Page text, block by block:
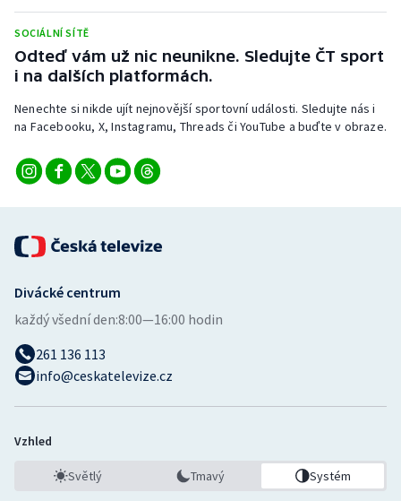
SOCIÁLNÍ SÍTĚ
Odteď vám už nic neunikne. Sledujte ČT sport
i na dalších platformách.
Nenechte si nikde ujít nejnovější sportovní události. Sledujte nás i
na Facebooku, X, Instagramu, Threads či YouTube a buďte v obraze.
Divácké centrum
každý všední den:8:00—16:00 hodin
261 136 113
info@ceskatelevize.cz
Vzhled
Světlý Tmavý Systém